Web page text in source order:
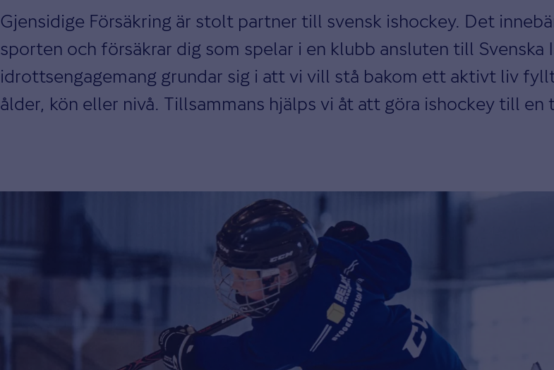
Gjensidige Försäkring är stolt partner till svensk ishockey. Det
sporten och försäkrar dig som spelar i en klubb ansluten till
idrottsengagemang grundar sig i att vi vill stå bakom ett aktivt liv
ålder, kön eller nivå. Tillsammans hjälps vi åt att göra ishockey till en